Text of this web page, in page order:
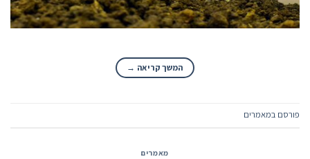
המשך קריאה →
פורסם במאמרים
מאמרים